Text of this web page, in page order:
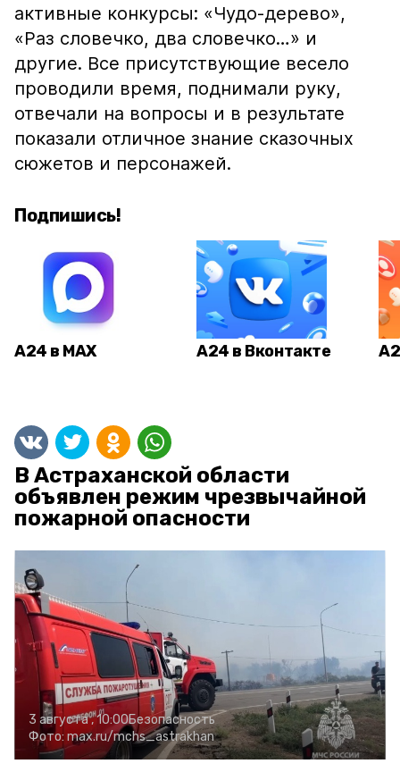
активные конкурсы: «Чудо-дерево»,
«Раз словечко, два словечко…» и
другие. Все присутствующие весело
проводили время, поднимали руку,
отвечали на вопросы и в результате
показали отличное знание сказочных
сюжетов и персонажей.
Подпишись!
А24 в MAX А24 в Вконтакте
В Астраханской области
объявлен режим чрезвычайной
пожарной опасности
3 августа , 10:00Безопасность
Фото: max.ru/mchs_astrakhan